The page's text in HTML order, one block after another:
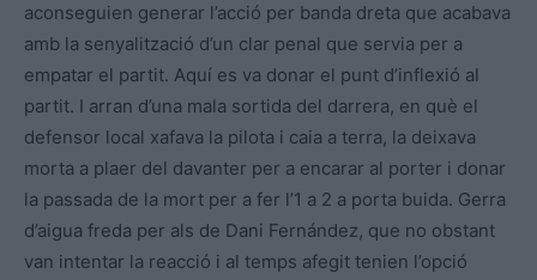
aconseguien generar l’acció per banda dreta que acabava
amb la senyalització d’un clar penal que servia per a
empatar el partit. Aquí es va donar el punt d’inflexió al
partit. I arran d’una mala sortida del darrera, en què el
defensor local xafava la pilota i caia a terra, la deixava
morta a plaer del davanter per a encarar al porter i donar
la passada de la mort per a fer l’1 a 2 a porta buida. Gerra
d’aigua freda per als de Dani Fernández, que no obstant
van intentar la reacció i al temps afegit tenien l’opció